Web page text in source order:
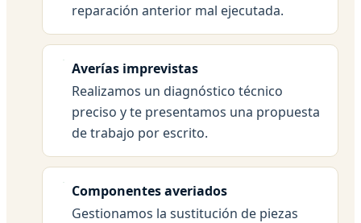
reparación anterior mal ejecutada.
Averías imprevistas
Realizamos un diagnóstico técnico
preciso y te presentamos una propuesta
de trabajo por escrito.
Componentes averiados
Gestionamos la sustitución de piezas